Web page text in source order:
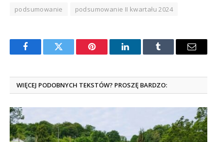
podsumowanie podsumowanie II kwartału 2024
FacebookTwitter Pinterest LinkedInTumblr Email
WIĘCEJ PODOBNYCH TEKSTÓW? PROSZĘ BARDZO: